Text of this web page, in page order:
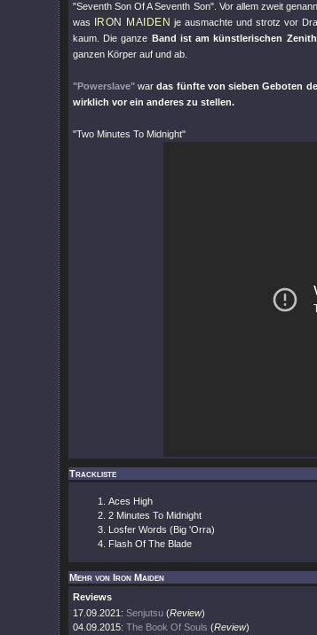
"Seventh Son Of A Seventh Son". Vor allem zweit
was
IRON MAIDEN je ausmachte und strotz vor
kaum. Die ganze Band ist am künstlerischen
ganzen Körper auf und ab.
"Powerslave" wardas fünfte von sieben Geboten
wirklich vor ein anderes zu stellen.
"Two Minutes To Midnight"
Trackliste
Aces High
2 Minutes To Midnight
Losfer Words (Big 'Orra)
Flash Of The Blade
Mehr von Iron Maiden
Reviews
17.09.2021: Senjutsu (Review)
04.09.2015: The Book Of Souls (Review)